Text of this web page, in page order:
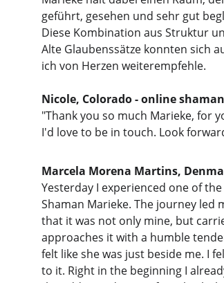
geführt, gesehen und sehr gut
Diese Kombination aus Struktur
Alte Glaubenssätze konnten sich
ich von Herzen weiterempfehle.
Nicole, Colorado - online
"Thank you so much Marieke, for
I'd love to be in touch. Look
Marcela Morena Martins,
Yesterday I experienced one of
Shaman Marieke. The journey led
that it was not only mine, but
approaches it with a humble
felt like she was just beside me. I
to it. Right in the beginning I